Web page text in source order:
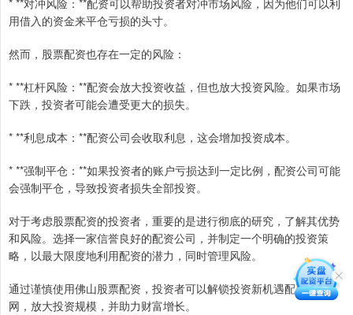
* **对冲风险：**配资可以帮助投资者对冲市场风险，因为他们可以利
用借入的资金来平仓亏损的头寸。
然而，股票配资也存在一定的风险：
* **杠杆风险：**配资会放大投资收益，但也放大投资风险。如果市场
下跌，投资者可能会遭受更大的损失。
* **利息成本：**配资公司会收取利息，这会增加投资成本。
* **强制平仓：**如果投资者的账户亏损达到一定比例，配资公司可能
会强制平仓，导致投资者损失全部投资。
对于考虑股票配资的投资者，重要的是进行彻底的研究，了解其优势
和风险。选择一家信誉良好的配资公司，并制定一个明确的投资策
略，以最大限度地利用配资的潜力，同时管理风险。
通过谨慎使用佛山股票配资，投资者可以解锁投资新机遇配资股牛
网，放大投资规模，并助力财富增长。